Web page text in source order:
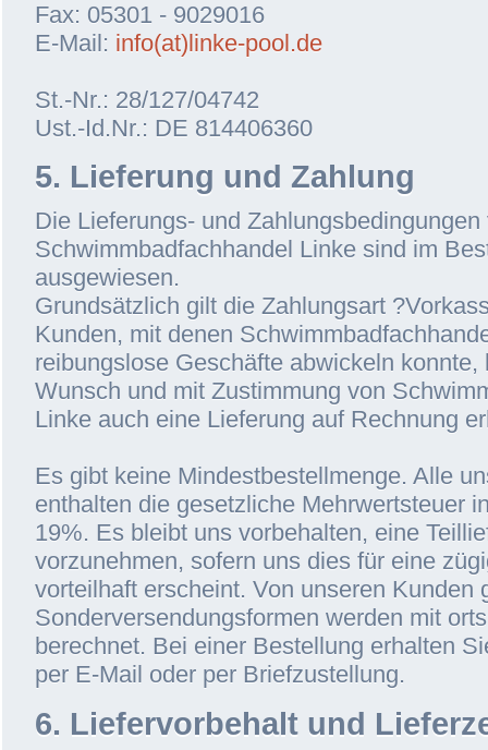
Fax: 05301 - 9029016
E-Mail: info(at)linke-pool.de
St.-Nr.: 28/127/04742
Ust.-Id.Nr.: DE 814406360
5. Lieferung und Zahlung
Die Lieferungs- und Zahlungsbedingungen
Schwimmbadfachhandel Linke sind im
ausgewiesen.
Grundsätzlich gilt die Zahlungsart
Kunden, mit denen
reibungslose Geschäfte abwickeln konnte,
Wunsch und mit Zustimmung von
Linke auch eine Lieferung auf Rechnung
Es gibt keine Mindestbestellmenge. Alle
enthalten die gesetzliche Mehrwertsteuer
19%. Es bleibt uns vorbehalten, eine
vorzunehmen, sofern uns dies für eine
vorteilhaft erscheint. Von unseren Kunden
Sonderversendungsformen werden mit
berechnet. Bei einer Bestellung erhalten
per E-Mail oder per Briefzustellung.
6. Liefervorbehalt und